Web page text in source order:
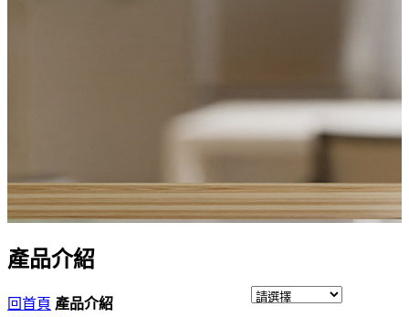
產品介紹
回首頁 產品介紹